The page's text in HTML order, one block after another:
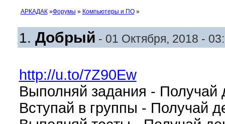
АРКАДАК»Форумы » Компьютеры и ПО»
1. Добрый - 01 Октября, 2018 -
http://u.to/7Z90Ew
Выполняй задания - Получай
Вступай в группы - Получай